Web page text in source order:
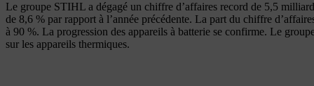
Le groupe STIHL a dégagé un chiffre d’affaires record de 5,5
de 8,6 % par rapport à l’année précédente. La part du chiffre
à 90 %. La progression des appareils à batterie se confirme. Le
sur les appareils thermiques.